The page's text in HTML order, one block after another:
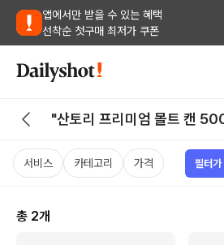
앱에서만 받을 수 있는 혜택
선착순 첫구매 최저가 쿠폰
"산토리 프리미엄 몰트 캔
서비스 카테고리 가격
총 2개
필터가